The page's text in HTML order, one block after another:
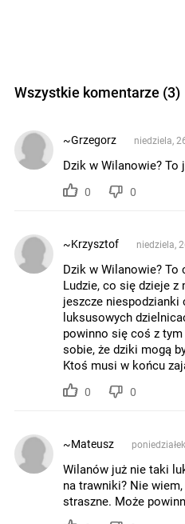
Wszystkie komentarze (3)
~Grzegorz niedziela,
Dzik w Wilanowie? To
0 0
~Krzysztof niedziela,
Dzik w Wilanowie? To
Ludzie, co się dzieje z
jeszcze niespodzianki
luksusowych
powinno się coś z
sobie, że dziki mogą
Ktoś musi w końcu
0 0
~Mateusz
Wilanów już nie taki
na trawniki? Nie
straszne. Może